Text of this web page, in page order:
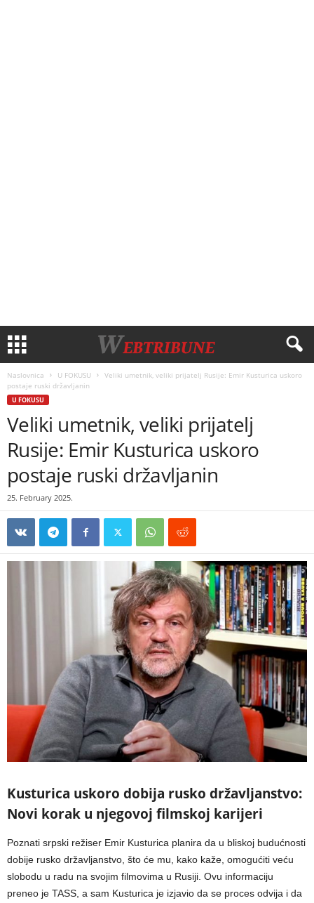
Naslovnica U FOKUSU
Veliki umetnik, veliki prijatelj Rusije: Emir Kusturica uskoro
postaje ruski državljanin
U FOKUSU
Veliki umetnik, veliki prijatelj
Rusije: Emir Kusturica uskoro
postaje ruski državljanin
25. February 2025.
Kusturica uskoro dobija rusko državljanstvo:
Novi korak u njegovoj filmskoj karijeri
Poznati srpski režiser Emir Kusturica planira da u bliskoj budućnosti
dobije rusko državljanstvo, što će mu, kako kaže, omogućiti veću
slobodu u radu na svojim filmovima u Rusiji. Ovu informaciju
preneo je TASS, a sam Kusturica je izjavio da se proces odvija i da